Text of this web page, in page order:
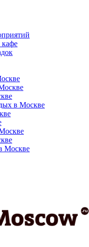
кафе
в Москве
Москве